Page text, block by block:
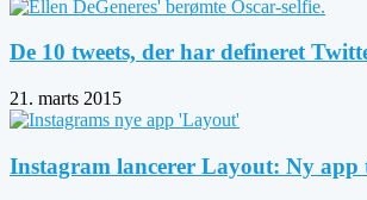
De 10 tweets, der har defineret
21. marts 2015
Instagram lancerer Layout: Ny app